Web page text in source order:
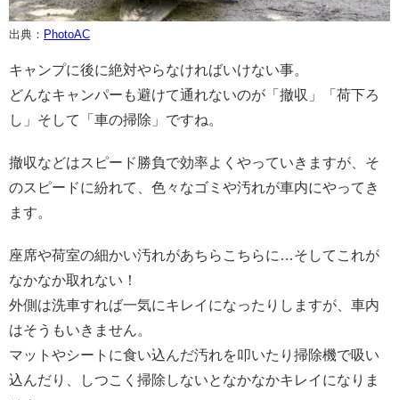
出典： PhotoAC
キャンプに後に絶対やらなければいけない事。
どんなキャンパーも避けて通れないのが「撤収」「荷下ろ
し」そして「車の掃除」ですね。
撤収などはスピード勝負で効率よくやっていきますが、そ
のスピードに紛れて、色々なゴミや汚れが車内にやってき
ます。
座席や荷室の細かい汚れがあちらこちらに…そしてこれが
なかなか取れない！
外側は洗車すれば一気にキレイになったりしますが、車内
はそうもいきません。
マットやシートに食い込んだ汚れを叩いたり掃除機で吸い
込んだり、しつこく掃除しないとなかなかキレイになりま